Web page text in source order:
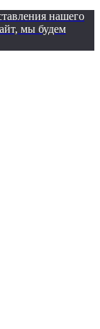
нашего
мы будем